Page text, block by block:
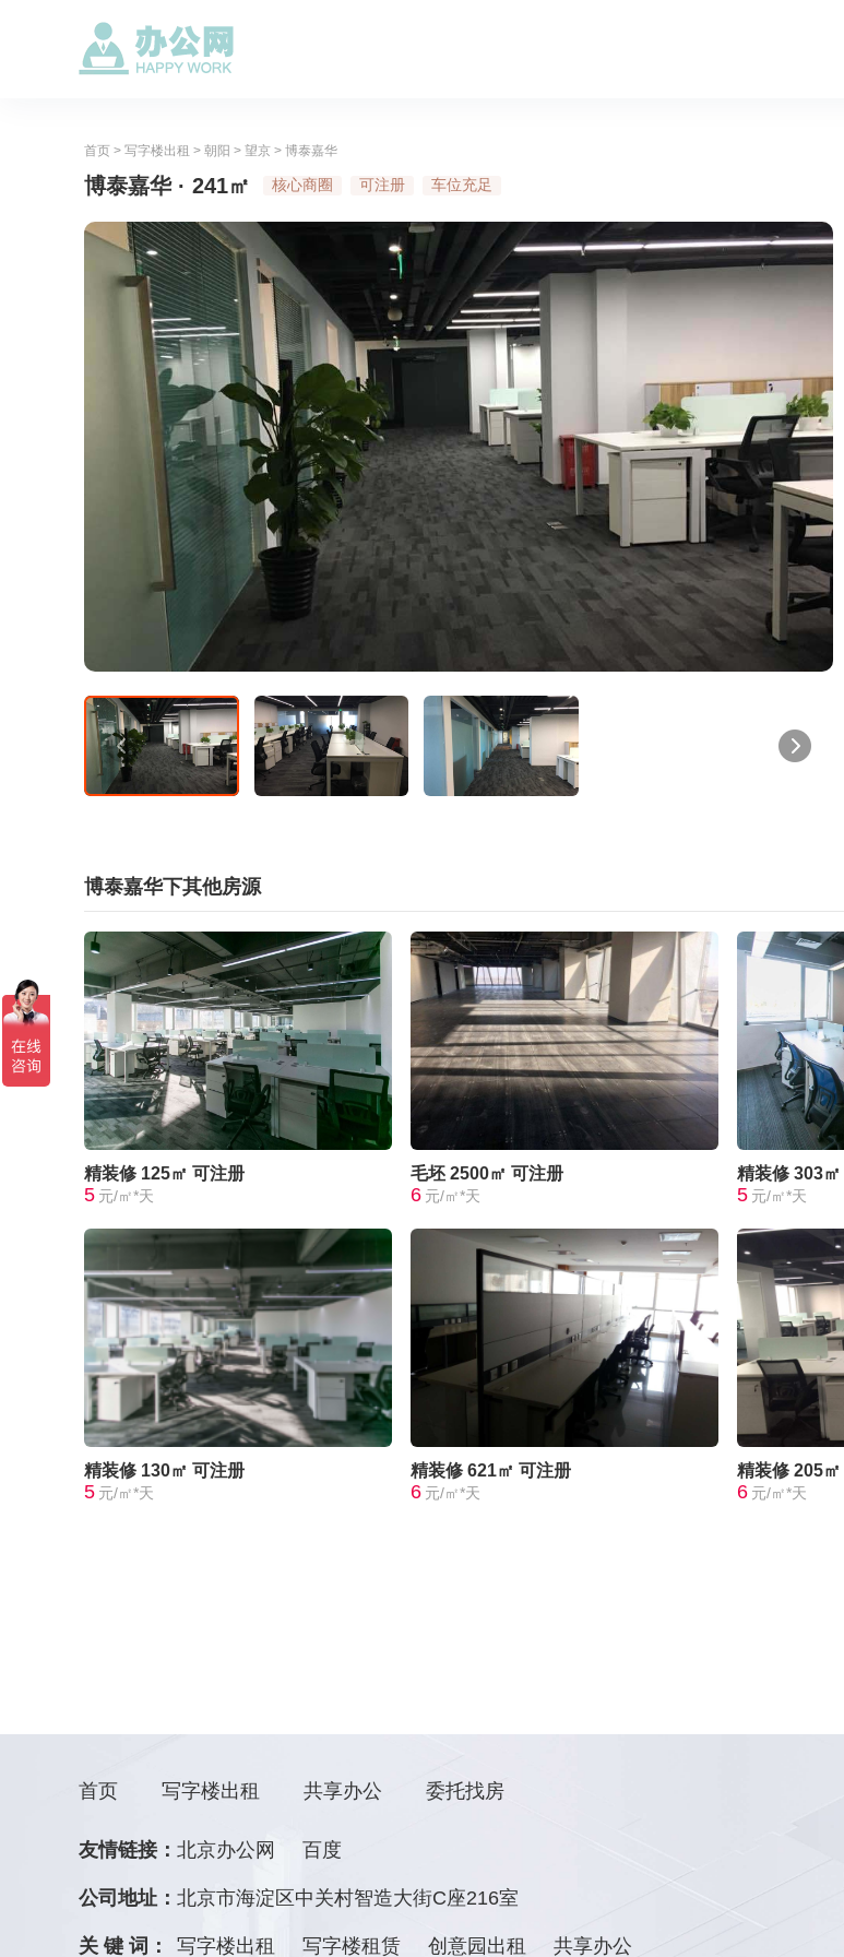
首页 > 写字楼出租 > 朝阳 > 望京 > 博泰嘉华
博泰嘉华 · 241㎡ 核心商圈 可注册 车位充足
博泰嘉华下其他房源
精装修 125㎡ 可注册
5 元/㎡*天
毛坯 2500㎡ 可注册
6 元/㎡*天
精装修 303㎡
5 元/㎡*天
精装修 130㎡ 可注册
5 元/㎡*天
精装修 621㎡ 可注册
6 元/㎡*天
精装修 205㎡
6 元/㎡*天
首页 写字楼出租 共享办公 委托找房
友情链接： 北京办公网 百度
公司地址： 北京市海淀区中关村智造大街C座216室
关 键 词： 写字楼出租 写字楼租赁 创意园出租 共享办公